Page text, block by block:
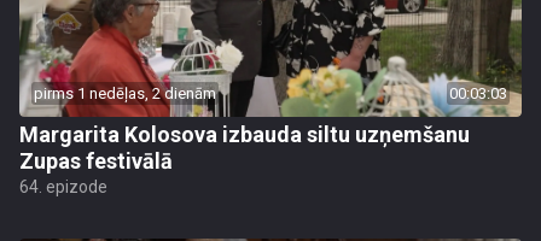
pirms 1 nedēļas, 2 dienām 00:03:03
Margarita Kolosova izbauda siltu uzņemšanu
Zupas festivālā
64. epizode